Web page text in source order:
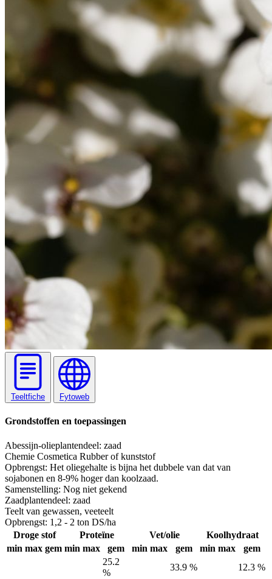
Teeltfiche Fytoweb
Grondstoffen en toepassingen
Abessijn-olieplantendeel: zaad
Chemie Cosmetica Rubber of kunststof
Opbrengst: Het oliegehalte is bijna het dubbele van dat van
sojabonen en 8-9% hoger dan koolzaad.
Samenstelling: Nog niet gekend
Zaadplantendeel: zaad
Teelt van gewassen, veeteelt
Opbrengst: 1,2 - 2 ton DS/ha
Droge stof
Proteïne Vet/olie
Koolhydraat
min max gem min max gem min max gem min max
gem
25.2
%
33.9 %
12.3 %